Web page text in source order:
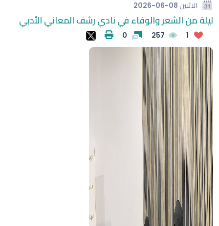
الاثنين 2026-06-08
ليلة من الشعر والوفاء في نادي رشف المعاني الأدبي
1
257
0